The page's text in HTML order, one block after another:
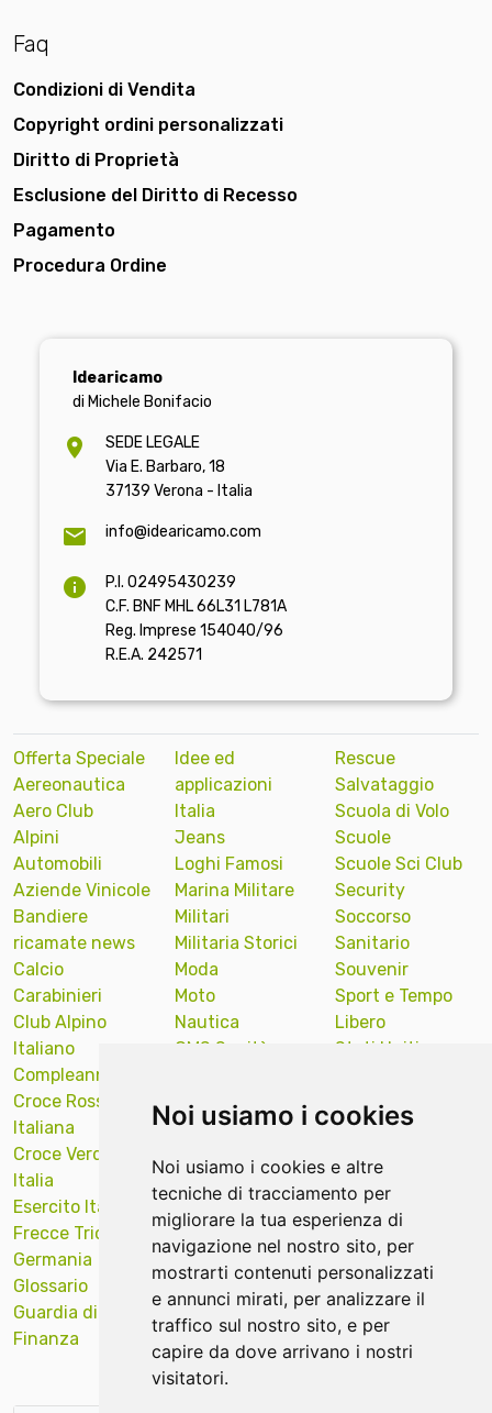
Noi usiamo i cookies
Noi usiamo i cookies e altre
tecniche di tracciamento per
migliorare la tua esperienza di
navigazione nel nostro sito, per
mostrarti contenuti personalizzati
e annunci mirati, per analizzare il
traffico sul nostro sito, e per
capire da dove arrivano i nostri
visitatori.
Faq
Condizioni di Vendita
Copyright ordini personalizzati
Diritto di Proprietà
Esclusione del Diritto di Recesso
Pagamento
Procedura Ordine
Idearicamo
di Michele Bonifacio
SEDE LEGALE
Via E. Barbaro, 18
37139 Verona - Italia
info@idearicamo.com
P.I. 02495430239
C.F. BNF MHL 66L31 L781A
Reg. Imprese 154040/96
R.E.A. 242571
Offerta Speciale
Aereonautica
Aero Club
Alpini
Automobili
Aziende Vinicole
Bandiere
ricamate news
Calcio
Carabinieri
Club Alpino
Italiano
Compleanno
Croce Rossa
Italiana
Croce Verde
Italia
Esercito Italiano
Frecce Tricolori
Germania
Glossario
Guardia di
Finanza
Idee ed
applicazioni
Italia
Jeans
Loghi Famosi
Marina Militare
Militari
Militaria Storici
Moda
Moto
Nautica
OMS Sanità
Unite
Polizia Locale
ricamati news
Protezione Civile
Quadri Opere
Arte
Religiosi
Remove Before
Flight news
Rescue
Salvataggio
Scuola di Volo
Scuole
Scuole Sci Club
Security
Soccorso
Sanitario
Souvenir
Sport e Tempo
Libero
Stati Uniti
Sub Diver
Sud Tirol
Targa Auto
Tecniche ricamo
Val Gardena
Veicoli Industriali
Venezia
Verona
Vigili del Fuoco